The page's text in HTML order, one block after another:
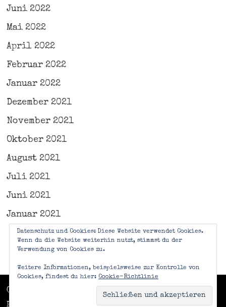
Juni 2022
Mai 2022
April 2022
Februar 2022
Januar 2022
Dezember 2021
November 2021
Oktober 2021
August 2021
Juli 2021
Juni 2021
Januar 2021
Copyright © 2026 Frammenti Di Vita. Mit Stolz
präsentiert von
Datenschutz und Cookies: Diese Website verwendet Cookies.
Wenn du die Website weiterhin nutzt, stimmst du der
Verwendung von Cookies zu.
Weitere Informationen, beispielsweise zur Kontrolle von
Cookies, findest du hier: Cookie-Richtlinie